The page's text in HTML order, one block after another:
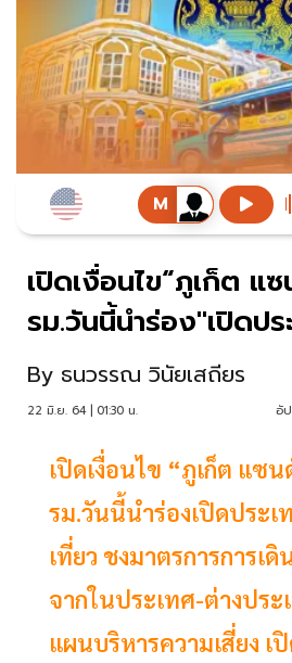
เปิดเงื่อนไข“ภูเก็ต แ
รม.วันนี้นำร่อง"เปิดปร
By ธนวรรณ วินัยเสถียร
22 มิ.ย. 64 | 01:30 น. อั
เปิดเงื่อนไข “ภูเก็ต แซ
รม.วันนี้นำร่องเปิดประ
เที่ยว ชงมาตรการการเ
จากในประเทศ-ต่างประ
แผนบริหารความเสี่ยง เ